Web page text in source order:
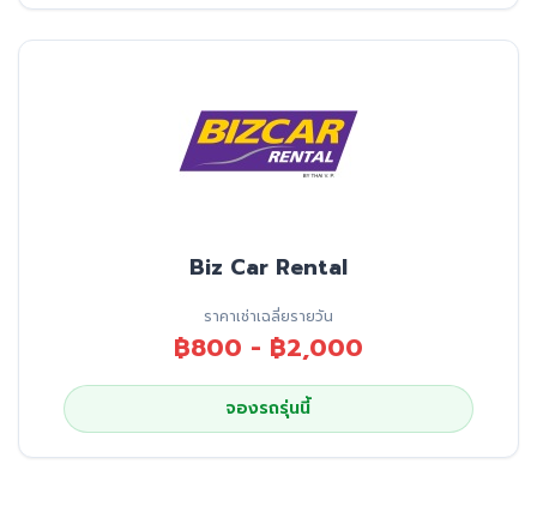
Biz Car Rental
ราคาเช่าเฉลี่ยรายวัน
฿800 - ฿2,000
จองรถรุ่นนี้